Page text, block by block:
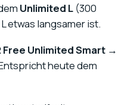
Unlimited L (300
etwas langsamer ist.
Free Unlimited Smart →
heute dem